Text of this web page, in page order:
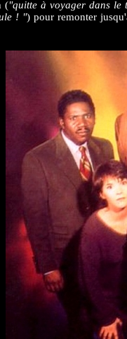
("quitte à voyager dans le
! ") pour remonter